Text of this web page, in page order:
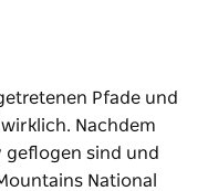
Pfade und
Nachdem
geflogen sind und
National